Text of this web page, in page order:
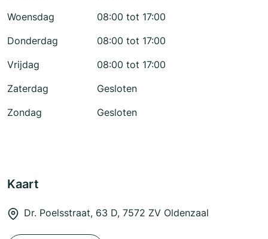
Woensdag
08:00 tot 17:00
Donderdag
08:00 tot 17:00
Vrijdag
08:00 tot 17:00
Zaterdag
Gesloten
Zondag
Gesloten
Kaart
Dr. Poelsstraat, 63 D, 7572 ZV Oldenzaal